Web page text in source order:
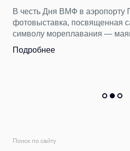
В честь Дня ВМФ в аэропорту
фотовыставка, посвященная
символу мореплавания —
Подробнее